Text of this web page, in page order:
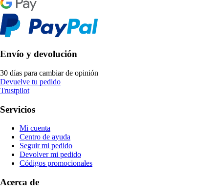
Envío y devolución
30 días para cambiar de opinión
Devuelve tu pedido
Trustpilot
Servicios
Mi cuenta
Centro de ayuda
Seguir mi pedido
Devolver mi pedido
Códigos promocionales
Acerca de